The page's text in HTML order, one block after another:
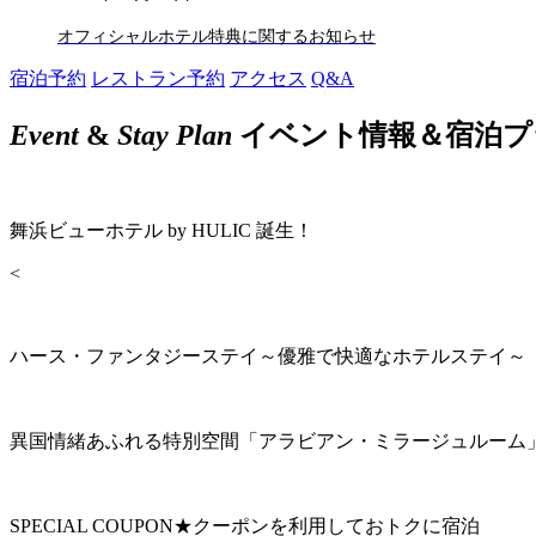
オフィシャルホテル特典に関するお知らせ
宿泊予約 レストラン予約 アクセス Q&A
Event& Stay Plan イベント情報＆宿泊
舞浜ビューホテル by HULIC 誕生！
<
ハース・ファンタジーステイ～優雅で快適なホテルステイ～
異国情緒あふれる特別空間「アラビアン・ミラージュルーム
SPECIAL COUPON★クーポンを利用しておトクに宿泊